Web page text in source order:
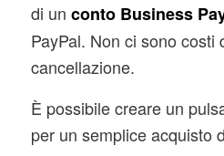
di un conto Business
PayPal. Non ci sono costi
cancellazione.
È possibile creare un
per un semplice acquisto